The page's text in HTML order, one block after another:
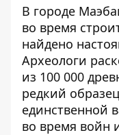
В городе
во время
найдено
Археологи
из 100 000
редкий
единственной
во время войн